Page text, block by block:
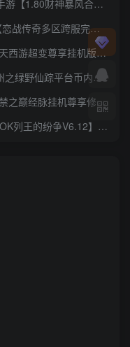
搭建+Win系服务端+PC安卓苹果三端+加密工具+详细搭建教程
套客户端源码+服务端源码+管理后台+GM授权后台+安卓苹果双端+详细搭建教程+视频教程
玩镜像端+Linux手工服务端+安卓苹果双端+GM后台+详细搭建教程+全套源码
玩镜像端+Linux手工服务端+管理后台+GM授权后台+简易安卓客户端+详细搭建教程
建+Linux手工服务端+安卓苹果双端+GM后台+详细搭建教程+全套源码
动搭建+WIN系服务端+安卓+GM后台+详细搭建教程